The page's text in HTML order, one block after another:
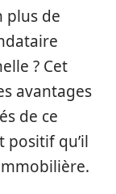
plus de
? Cet
avantages
de ce
positif qu’il